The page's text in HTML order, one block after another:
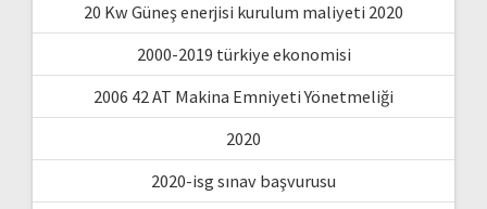
20 Kw Güneş enerjisi kurulum maliyeti 2020
2000-2019 türkiye ekonomisi
2006 42 AT Makina Emniyeti Yönetmeliği
2020
2020-isg sınav başvurusu